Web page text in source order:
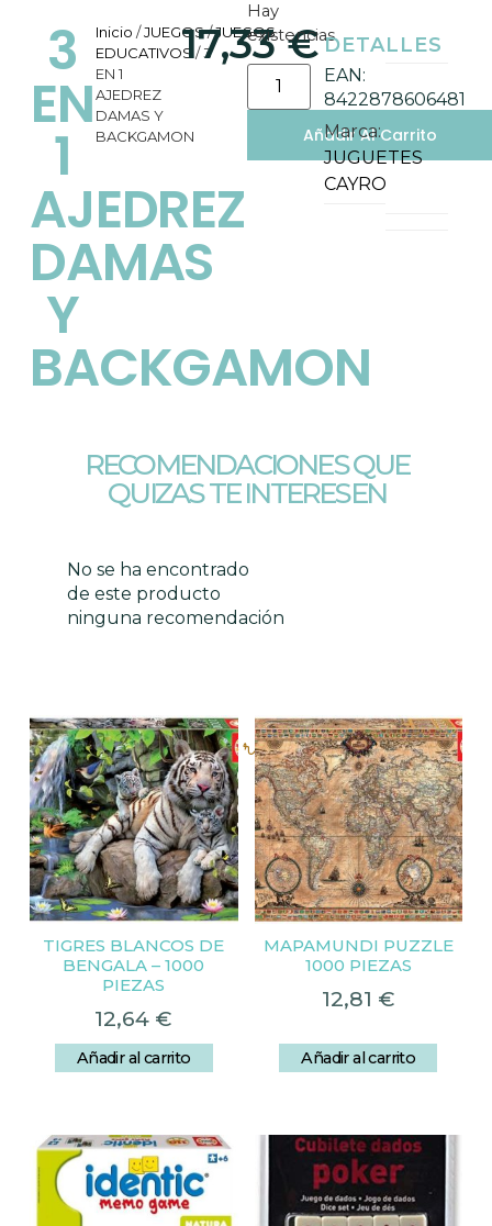
3
EN
1
AJEDREZ
DAMAS
Y
BACKGAMON
Inicio /JUEGOS/JUEGOS
EDUCATIVOS / 3
EN 1
AJEDREZ
DAMAS Y
BACKGAMON
17,33€
Hay
existencias
Añadir Al Carrito
DETALLES
EAN:
8422878606481
Marca:
JUGUETES
CAYRO
RECOMENDACIONES QUE
QUIZAS TE INTERESEN
No se ha encontrado
de este producto
ninguna recomendación
Productos relacionados
TIGRES BLANCOS DE
BENGALA – 1000
PIEZAS
12,64 €
Añadir al carrito
MAPAMUNDI PUZZLE
1000 PIEZAS
12,81 €
Añadir al carrito